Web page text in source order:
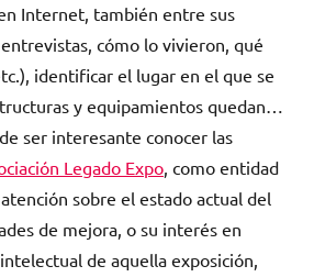
Internet, también entre sus
cómo lo vivieron, qué
identificar el lugar en el que se
y equipamientos quedan…
ser interesante conocer las
Legado Expo , como entidad
sobre el estado actual del
de mejora, o su interés en
de aquella exposición,